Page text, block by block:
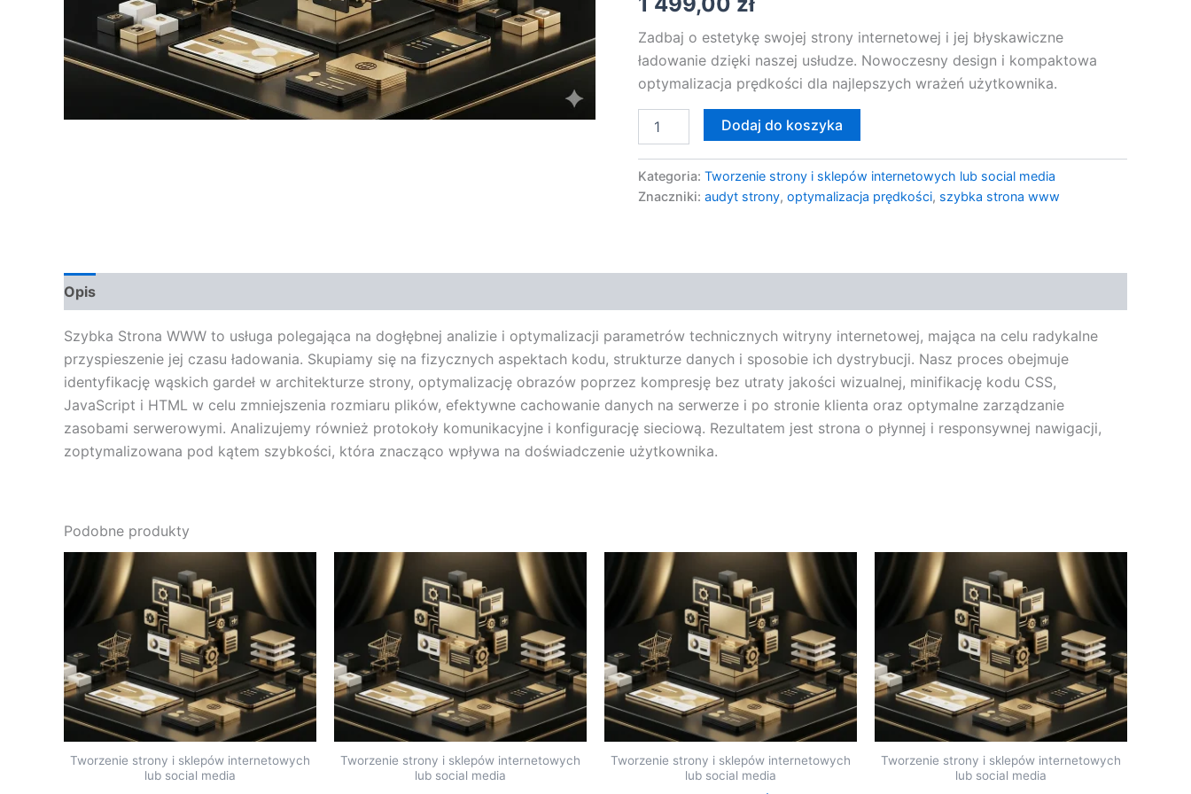
Zadbaj o estetykę swojej strony internetowej i jej błyskawiczne
ładowanie dzięki naszej usłudze. Nowoczesny design i kompaktowa
optymalizacja prędkości dla najlepszych wrażeń użytkownika.
Strony
Dodaj do koszyka
Kategoria: Tworzenie strony i sklepów internetowych lub social media
Znaczniki: audyt strony, optymalizacja prędkości, szybka strona www
Opis
Szybka Strona WWW to usługa polegająca na dogłębnej analizie i optymalizacji parametrów technicznych witryny internetowej, mająca na celu radykalne
przyspieszenie jej czasu ładowania. Skupiamy się na fizycznych aspektach kodu, strukturze danych i sposobie ich dystrybucji. Nasz proces obejmuje
identyfikację wąskich gardeł w architekturze strony, optymalizację obrazów poprzez kompresję bez utraty jakości wizualnej, minifikację kodu CSS,
JavaScript i HTML w celu zmniejszenia rozmiaru plików, efektywne cachowanie danych na serwerze i po stronie klienta oraz optymalne zarządzanie
zasobami serwerowymi. Analizujemy również protokoły komunikacyjne i konfigurację sieciową. Rezultatem jest strona o płynnej i responsywnej nawigacji,
zoptymalizowana pod kątem szybkości, która znacząco wpływa na doświadczenie użytkownika.
Podobne produkty
Tworzenie strony i sklepów internetowych
lub social media
Tworzenie strony i sklepów internetowych
lub social media
Tworzenie strony i sklepów internetowych
lub social media
Tworzenie strony i sklepów internetowych
lub social media